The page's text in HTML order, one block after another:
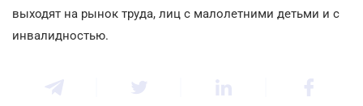
выходят на рынок труда, лиц с малолетними детьми и с
инвалидностью.